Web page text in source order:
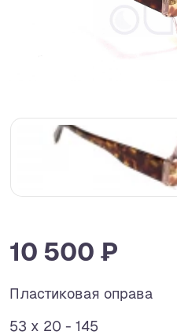
10 500 ₽
Пластиковая оправа
53 x 20 - 145